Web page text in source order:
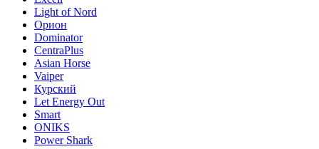
Light of Nord
Орион
Dominator
CentraPlus
Asian Horse
Vaiper
Курский
Let Energy Out
Smart
ONIKS
Power Shark